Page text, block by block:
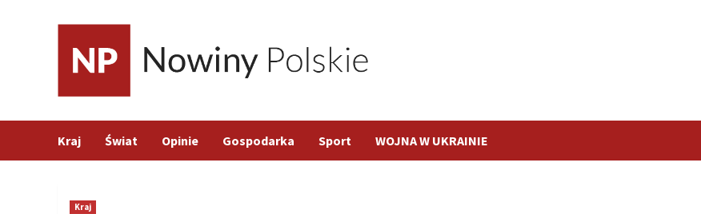
Kraj Świat Opinie Gospodarka Sport WOJNA W UKRAINIE
Kraj